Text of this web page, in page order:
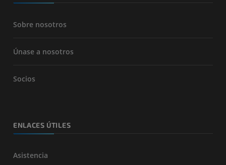
Sobre nosotros
Únase a nosotros
Socios
ENLACES ÚTILES
Asistencia